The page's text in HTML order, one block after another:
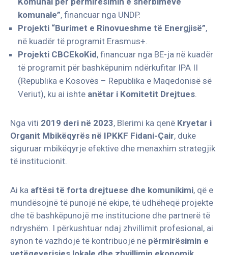
komunale”, financuar nga UNDP.
Projekti “Burimet e Rinovueshme të Energjisë”,
në kuadër të programit Erasmus+.
Projekti CBCEkoKid, financuar nga BE-ja në kuadër
të programit për bashkëpunim ndërkufitar IPA II
(Republika e Kosovës – Republika e Maqedonisë së
Veriut), ku ai ishte anëtar i Komitetit Drejtues.
Nga viti 2019 deri në 2023, Blerimi ka qenë Kryetar i
Organit Mbikëqyrës në IPKKF Fidani-Çair, duke
siguruar mbikëqyrje efektive dhe menaxhim strategjik
të institucionit.
Ai ka aftësi të forta drejtuese dhe komunikimi, që e
mundësojnë të punojë në ekipe, të udhëheqë projekte
dhe të bashkëpunojë me institucione dhe partnerë të
ndryshëm. I përkushtuar ndaj zhvillimit profesional, ai
synon të vazhdojë të kontribuojë në përmirësimin e